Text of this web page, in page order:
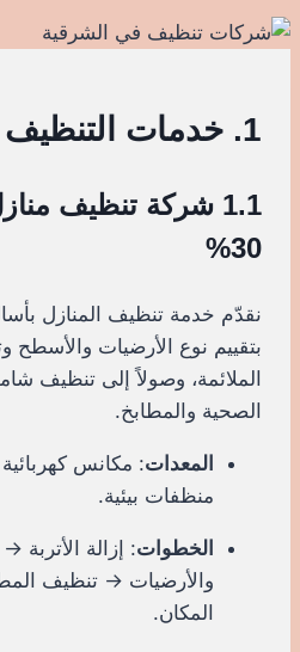
1. خدمات التنظيف المنزلية
1.1 شركة تنظيف
30%
نقدّم خدمة تنظيف المنازل
بتقييم نوع الأرضيات والأسطح
الملائمة، وصولاً إلى تنظيف
الصحية والمطابخ.
المعدات: مكانس
منظفات بيئية.
الخطوات: إزالة
والأرضيات → تنظيف
المكان.